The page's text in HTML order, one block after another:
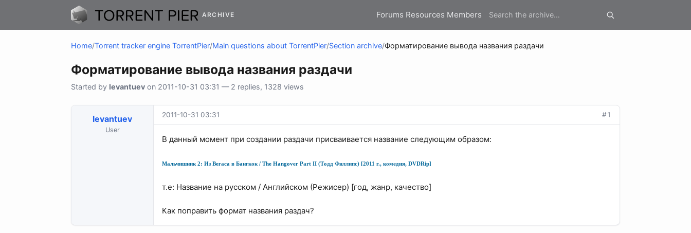
ARCHIVE Forums Resources Members
Home/Torrent tracker engine TorrentPier/Main questions about TorrentPier/Section archive/Форматирование вывода названия раздачи
Форматирование вывода названия раздачи
Started by levantuev on 2011-10-31 03:31 — 2 replies, 1328 views
levantuev
User
2011-10-31 03:31 #1
В данный момент при создании раздачи присваивается название следующим образом:
Мальчишник 2: Из Вегаса в Бангкок / The Hangover Part II (Тодд Филлипс) [2011 г., комедия, DVDRip]
т.е: Название на русском / Английском (Режисер) [год, жанр, качество]
Как поправить формат названия раздач?